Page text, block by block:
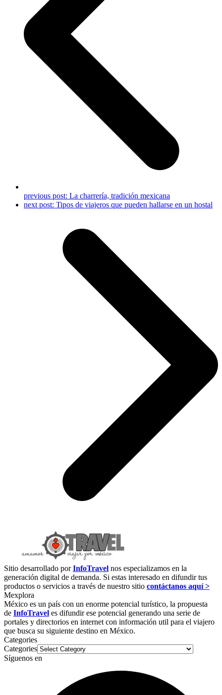
previous post: La charrería, tradición mexicana
next post: Tipos de viajeros que pueden hallarse en un hostal
Sitio desarrollado porInfoTravel nos especializamos en la
generación digital de demanda. Si estas interesado en difundir tus
productos o servicios a través de nuestro sitio contáctanos aquí >
Mexplora
México es un país con un enorme potencial turístico, la propuesta
de InfoTravel es difundir ese potencial generando una serie de
portales y directorios en internet con información util para el viajero
que busca su siguiente destino en México.
Categories
Categories
Síguenos en